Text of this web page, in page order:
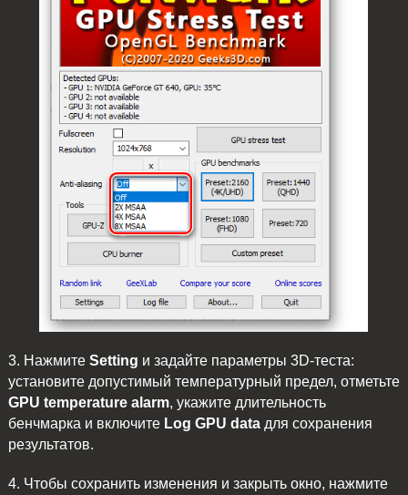
3. Нажмите Setting и задайте параметры 3D-теста:
установите допустимый температурный предел, отметьте
GPU temperature alarm, укажите длительность
бенчмарка и включите Log GPU dataдля сохранения
результатов.
4. Чтобы сохранить изменения и закрыть окно, нажмите